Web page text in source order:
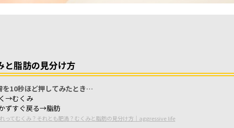
と脂肪の見分け方
を10秒ほど押してみたとき…
→むくみ
ずすぐ戻る→脂肪
ってむくみ？それとも肥満？むくみと脂肪の見分け方｜ aggressive life